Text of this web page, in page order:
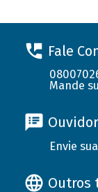
Fale
Mande
Envie
Outros